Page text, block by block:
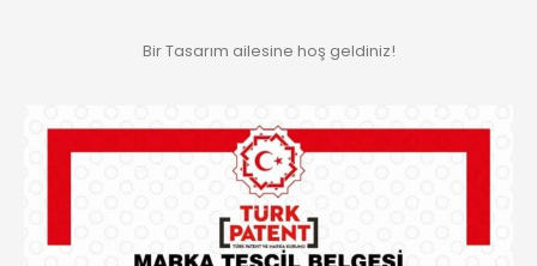
Bir Tasarım ailesine hoş geldiniz!